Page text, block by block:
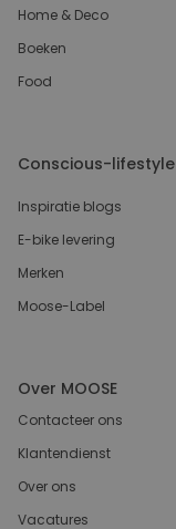
Home & Deco
Boeken
Food
Conscious-lifestyle
Inspiratie blogs
E-bike levering
Merken
Moose-Label
Over MOOSE
Contacteer ons
Klantendienst
Over ons
Vacatures